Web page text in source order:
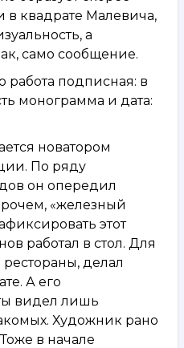
в квадрате Малевича,
а
само сообщение.
работа подписная: в
монограмма и дата:
новатором
По ряду
он опередил
«железный
этот
работал в стол. Для
делал
А его
видел лишь
Художник рано
в начале